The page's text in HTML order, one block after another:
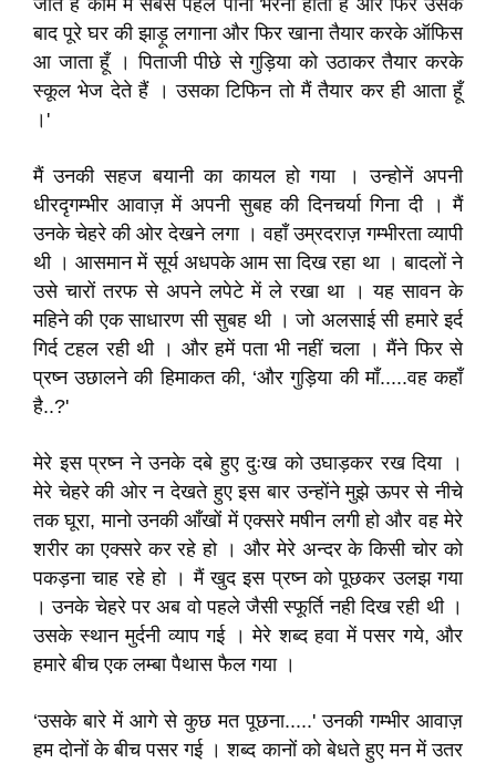
जाते हैं काम में सबसे पहले पानी भरना होता है और फिर उसके
बाद पूरे घर की झाड़ू लगाना और फिर खाना तैयार करके ऑफिस
आ जाता हूँ । पिताजी पीछे से गुड़िया को उठाकर तैयार करके
स्कूल भेज देते हैं । उसका टिफिन तो मैं तैयार कर ही आता हूँ
।'
मैं उनकी सहज बयानी का कायल हो गया । उन्होनें अपनी
धीरदृगम्भीर आवाज़ में अपनी सुबह की दिनचर्या गिना दी । मैं
उनके चेहरे की ओर देखने लगा । वहाँ उम्रदराज़ गम्भीरता व्यापी
थी । आसमान में सूर्य अधपके आम सा दिख रहा था । बादलों ने
उसे चारों तरफ से अपने लपेटे में ले रखा था । यह सावन के
महिने की एक साधारण सी सुबह थी । जो अलसाई सी हमारे इर्द
गिर्द टहल रही थी । और हमें पता भी नहीं चला । मैंने फिर से
प्रष्न उछालने की हिमाकत की, ‘और गुड़िया की माँ.....वह कहाँ
है..?'
मेरे इस प्रष्न ने उनके दबे हुए दुःख को उघाड़कर रख दिया ।
मेरे चेहरे की ओर न देखते हुए इस बार उन्होंने मुझे ऊपर से नीचे
तक घूरा, मानो उनकी आँखों में एक्सरे मषीन लगी हो और वह मेरे
शरीर का एक्सरे कर रहे हो । और मेरे अन्दर के किसी चोर को
पकड़ना चाह रहे हो । मैं खुद इस प्रष्न को पूछकर उलझ गया
। उनके चेहरे पर अब वो पहले जैसी स्फूर्ति नही दिख रही थी ।
उसके स्थान मुर्दनी व्याप गई । मेरे शब्द हवा में पसर गये, और
हमारे बीच एक लम्बा पैथास फैल गया ।
‘उसके बारे में आगे से कुछ मत पूछना.....' उनकी गम्भीर आवाज़
हम दोनों के बीच पसर गई । शब्द कानों को बेधते हुए मन में उतर